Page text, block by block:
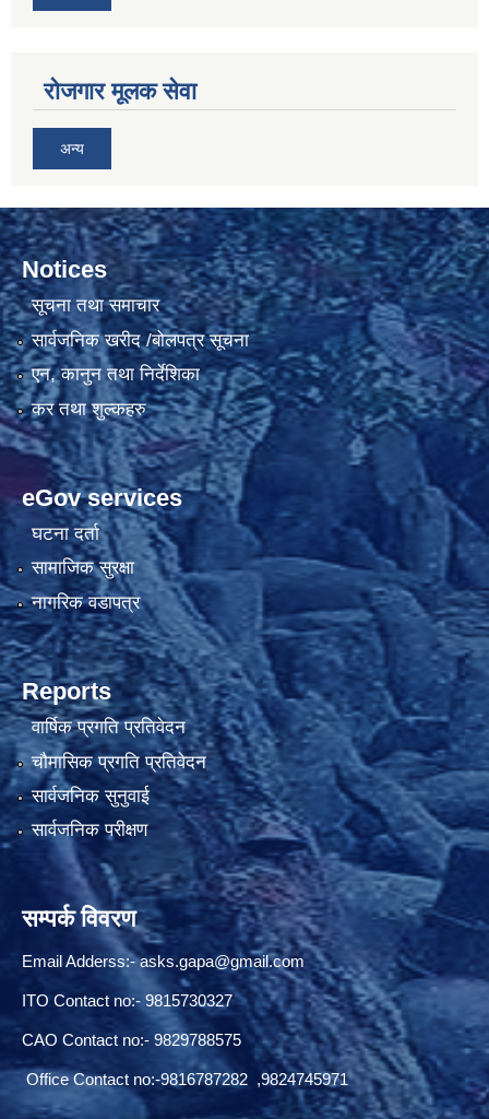
रोजगार मूलक सेवा
अन्य
Notices
सूचना तथा समाचार
सार्वजनिक खरीद /बोलपत्र सूचना
एन, कानुन तथा निर्देशिका
कर तथा शुल्कहरु
eGov services
घटना दर्ता
सामाजिक सुरक्षा
नागरिक वडापत्र
Reports
वार्षिक प्रगति प्रतिवेदन
चौमासिक प्रगति प्रतिवेदन
सार्वजनिक सुनुवाई
सार्वजनिक परीक्षण
सम्पर्क विवरण
Email Adderss:-asks.gapa@gmail.com
ITO Contact no:- 9815730327
CAO Contact no:- 9829788575
Office Contact no:-9816787282 ,9824745971